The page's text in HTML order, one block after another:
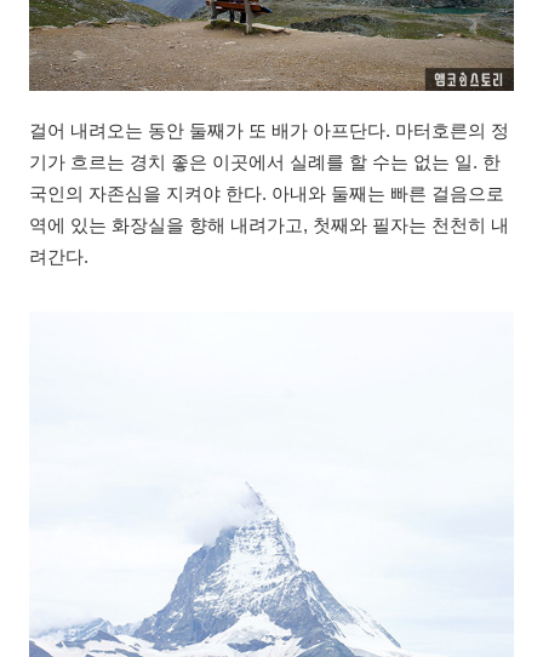
걸어 내려오는 동안 둘째가 또 배가 아프단다. 마터호른의 정
기가 흐르는 경치 좋은 이곳에서 실례를 할 수는 없는 일. 한
국인의 자존심을 지켜야 한다. 아내와 둘째는 빠른 걸음으로
역에 있는 화장실을 향해 내려가고, 첫째와 필자는 천천히 내
려간다.